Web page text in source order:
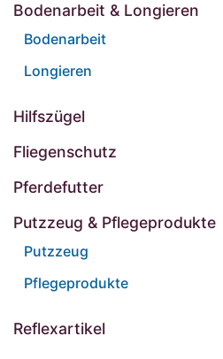
Bodenarbeit & Longieren
Bodenarbeit
Longieren
Hilfszügel
Fliegenschutz
Pferdefutter
Putzzeug & Pflegeprodukte
Putzzeug
Pflegeprodukte
Reflexartikel